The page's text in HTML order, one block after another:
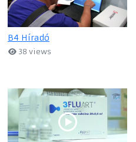
B4 Híradó
38 views